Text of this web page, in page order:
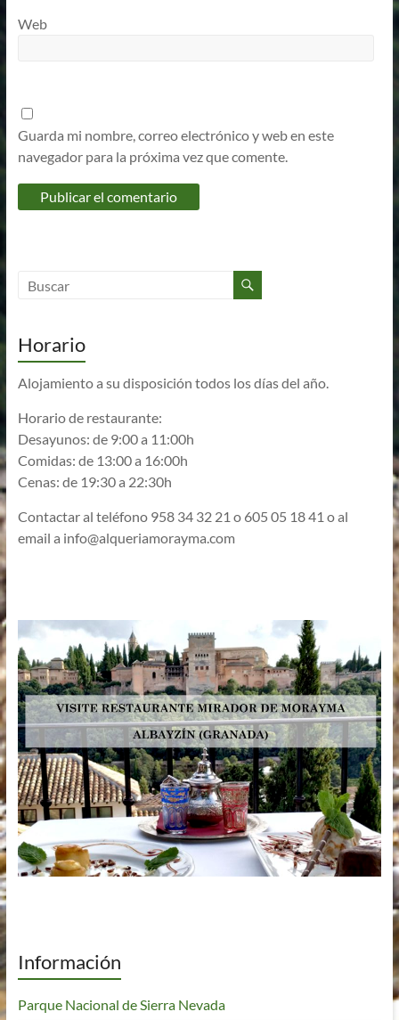
Web
Guarda mi nombre, correo electrónico y web en este
navegador para la próxima vez que comente.
Horario
Alojamiento a su disposición todos los días del año.
Horario de restaurante:
Desayunos: de 9:00 a 11:00h
Comidas: de 13:00 a 16:00h
Cenas: de 19:30 a 22:30h
Contactar al teléfono 958 34 32 21 o 605 05 18 41 o al
email a info@alqueriamorayma.com
Información
Parque Nacional de Sierra Nevada